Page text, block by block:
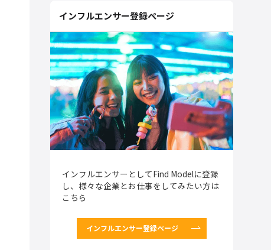
インフルエンサー登録ページ
インフルエンサーとしてFind Modelに登録
し、様々な企業とお仕事をしてみたい方は
こちら
インフルエンサー登録ページ